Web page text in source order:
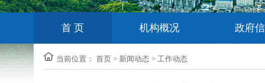
首 页 机构概况 政府
当前位置： 首页 > 新闻动态 > 工作动态